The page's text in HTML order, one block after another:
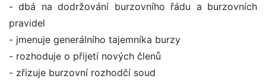
- dbá na dodržování burzovního řádu a burzovních
pravidel
- jmenuje generálního tajemníka burzy
- rozhoduje o přijetí nových členů
- zřizuje burzovní rozhodčí soud